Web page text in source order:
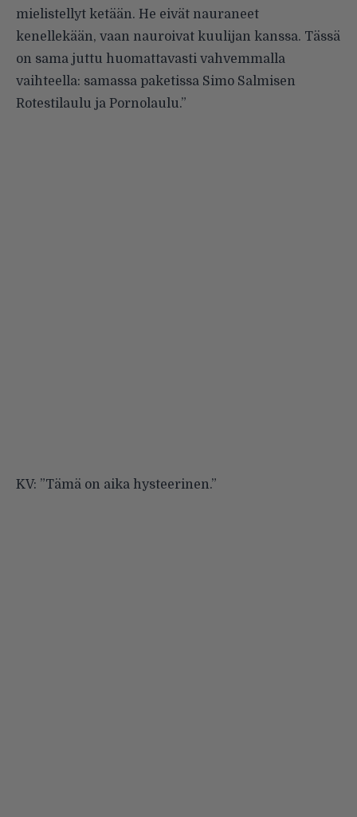
mielistellyt ketään. He eivät nauraneet
kenellekään, vaan nauroivat kuulijan kanssa. Tässä
on sama juttu huomattavasti vahvemmalla
vaihteella: samassa paketissa Simo Salmisen
Rotestilaulu ja Pornolaulu.”
KV: ”Tämä on aika hysteerinen.”